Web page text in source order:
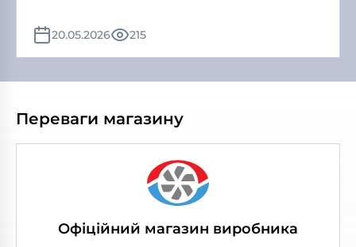
20.05.2026 215
Переваги магазину
Офіційний магазин виробника